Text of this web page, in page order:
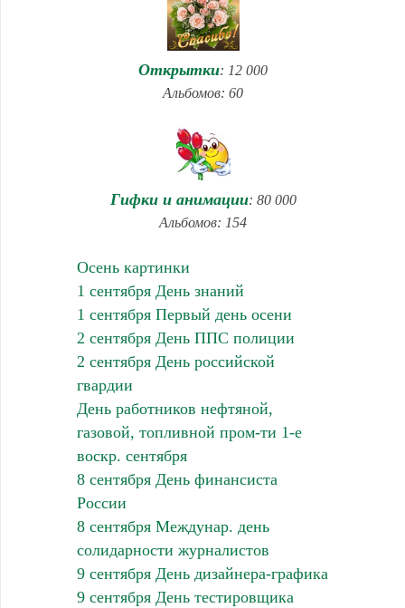
Открытки: 12 000
Альбомов: 60
Гифки и анимации: 80 000
Альбомов: 154
Осень картинки
1 сентября День знаний
1 сентября Первый день осени
2 сентября День ППС полиции
2 сентября День российской
гвардии
День работников нефтяной,
газовой, топливной пром-ти 1-е
воскр. сентября
8 сентября День финансиста
России
8 сентября Междунар. день
солидарности журналистов
9 сентября День дизайнера-графика
9 сентября День тестировщика